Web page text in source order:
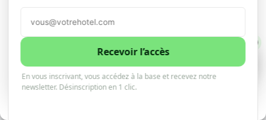
Accepter
Refuser
Voir les préférences
TOP NEWS
ARTICLES
COMMUNIQUÉ DE PRESSE
Recevoir l’accès
En vous inscrivant, vous accédez à la base et recevez notre
newsletter. Désinscription en 1 clic.